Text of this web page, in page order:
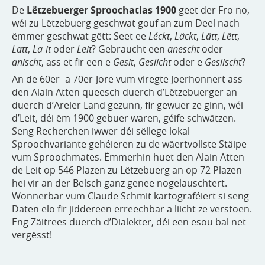
De Lëtzebuerger Sproochatlas 1900 geet der Fro no,
wéi zu Lëtzebuerg geschwat gouf an zum Deel nach
ëmmer geschwat gëtt: Seet eeLéckt, Läckt, Lätt, Lëtt,
Latt, La-itoderLeit? Gebraucht een aneschtoder
anischt, ass et fir een e Gesit, Gesiichtoder e Gesiischt?
An de 60er- a 70er-Jore vum viregte Joerhonnert ass
den Alain Atten queesch duerch d’Lëtzebuerger an
duerch d’Areler Land gezunn, fir gewuer ze ginn, wéi
d’Leit, déi ëm 1900 gebuer waren, géife schwätzen.
Seng Recherchen iwwer déi sëllege lokal
Sproochvariante gehéieren zu de wäertvollste Stäipe
vum Sproochmates. Ëmmerhin huet den Alain Atten
de Leit op 546 Plazen zu Lëtzebuerg an op 72 Plazen
hei vir an der Belsch ganz genee nogelauschtert.
Wonnerbar vum Claude Schmit kartograféiert si seng
Daten elo fir jiddereen erreechbar a liicht ze verstoen.
Eng Zäitrees duerch d’Dialekter, déi een esou bal net
vergësst!